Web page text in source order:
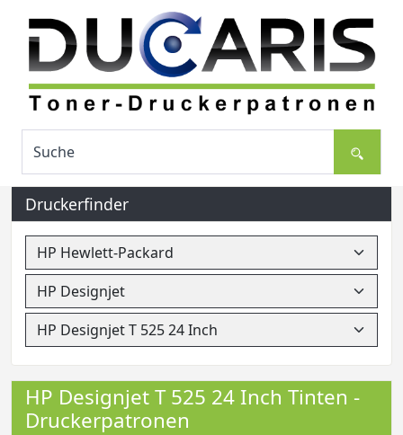
Druckerfinder
HP Designjet T 525 24 Inch Tinten -
Druckerpatronen